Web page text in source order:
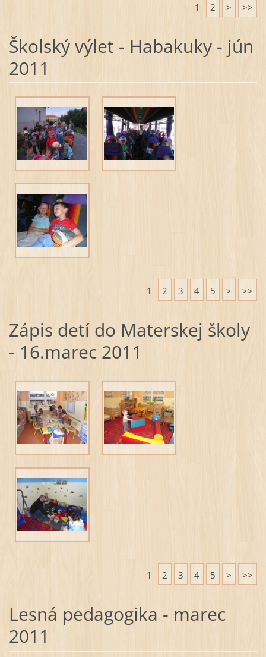
1 2 > >>
Školský výlet - Habakuky - jún
2011
1 2 3 4 5 > >>
Zápis detí do Materskej školy
- 16.marec 2011
1 2 3 4 5 > >>
Lesná pedagogika - marec
2011